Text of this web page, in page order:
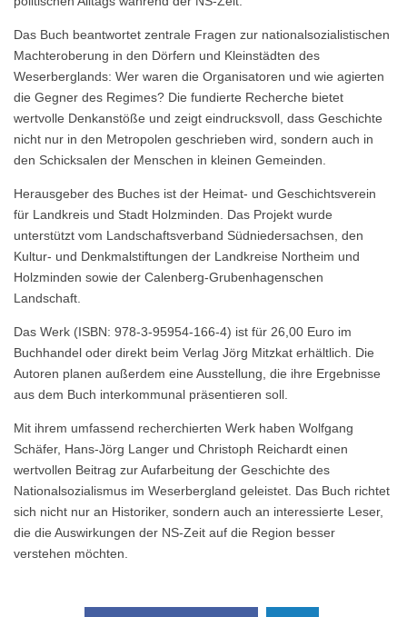
Das Buch beantwortet zentrale Fragen zur nationalsozialistischen
Machteroberung in den Dörfern und Kleinstädten des
Weserberglands: Wer waren die Organisatoren und wie agierten
die Gegner des Regimes? Die fundierte Recherche bietet
wertvolle Denkanstöße und zeigt eindrucksvoll, dass Geschichte
nicht nur in den Metropolen geschrieben wird, sondern auch in
den Schicksalen der Menschen in kleinen Gemeinden.
Herausgeber des Buches ist der Heimat- und Geschichtsverein
für Landkreis und Stadt Holzminden. Das Projekt wurde
unterstützt vom Landschaftsverband Südniedersachsen, den
Kultur- und Denkmalstiftungen der Landkreise Northeim und
Holzminden sowie der Calenberg-Grubenhagenschen
Landschaft.
Das Werk (ISBN: 978-3-95954-166-4) ist für 26,00 Euro im
Buchhandel oder direkt beim Verlag Jörg Mitzkat erhältlich. Die
Autoren planen außerdem eine Ausstellung, die ihre Ergebnisse
aus dem Buch interkommunal präsentieren soll.
Mit ihrem umfassend recherchierten Werk haben Wolfgang
Schäfer, Hans-Jörg Langer und Christoph Reichardt einen
wertvollen Beitrag zur Aufarbeitung der Geschichte des
Nationalsozialismus im Weserbergland geleistet. Das Buch richtet
sich nicht nur an Historiker, sondern auch an interessierte Leser,
die die Auswirkungen der NS-Zeit auf die Region besser
verstehen möchten.